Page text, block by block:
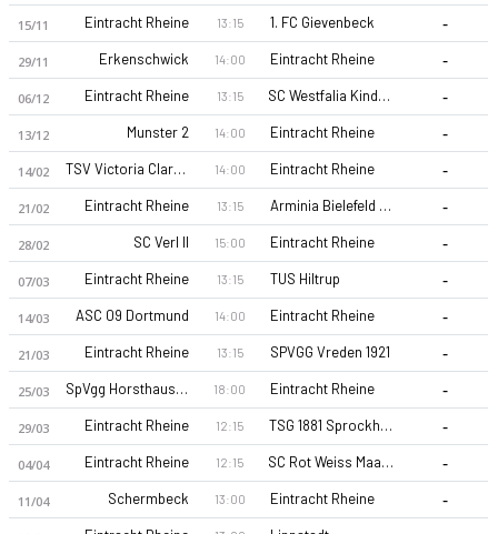
Eintracht Rheine 26-27 sezonu | Oberliga Westfalen'de 2.
15/11 Eintracht Rheine 13:15 1. FC Gievenbeck -
29/11 Erkenschwick 14:00 Eintracht Rheine -
06/12 Eintracht Rheine 13:15 SC Westfalia Kinderhaus -
13/12 Munster 2 14:00 Eintracht Rheine -
14/02 TSV Victoria Clarholz 14:00 Eintracht Rheine -
21/02 Eintracht Rheine 13:15 Arminia Bielefeld (A) -
28/02 SC Verl II 15:00 Eintracht Rheine -
07/03 Eintracht Rheine 13:15 TUS Hiltrup -
14/03 ASC 09 Dortmund 14:00 Eintracht Rheine -
21/03 Eintracht Rheine 13:15 SPVGG Vreden 1921 -
25/03 SpVgg Horsthausen 18:00 Eintracht Rheine -
29/03 Eintracht Rheine 12:15 TSG 1881 Sprockhovel -
04/04 Eintracht Rheine 12:15 SC Rot Weiss Maaslingen -
11/04 Schermbeck 13:00 Eintracht Rheine -